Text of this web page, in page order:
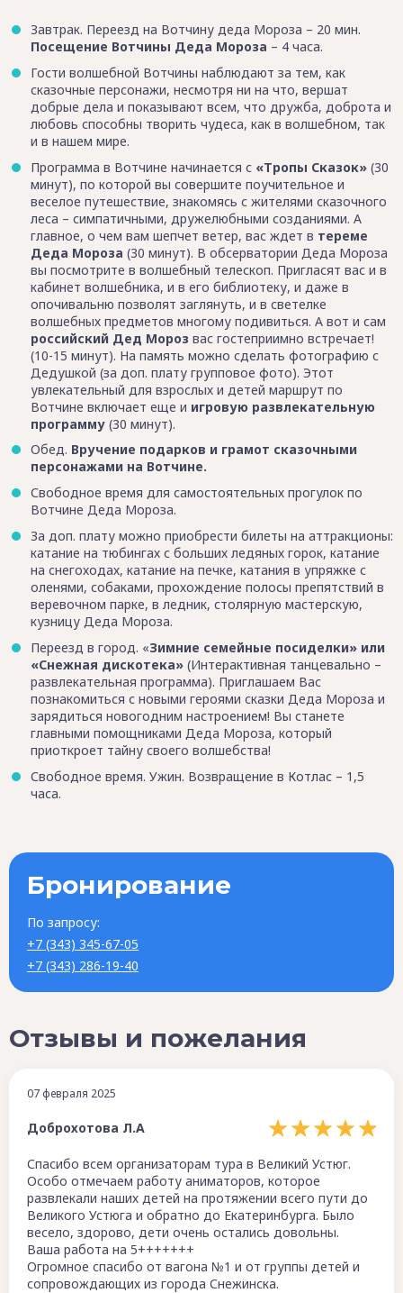
Завтрак. Переезд на Вотчину деда Мороза – 20 мин.
Посещение Вотчины Деда Мороза – 4 часа.
Гости волшебной Вотчины наблюдают за тем, как
сказочные персонажи, несмотря ни на что, вершат
добрые дела и показывают всем, что дружба, доброта и
любовь способны творить чудеса, как в волшебном, так
и в нашем мире.
Программа в Вотчине начинается с «Тропы Сказок» (30
минут), по которой вы совершите поучительное и
веселое путешествие, знакомясь с жителями сказочного
леса – симпатичными, дружелюбными созданиями. А
главное, о чем вам шепчет ветер, вас ждет в тереме
Деда Мороза (30 минут). В обсерватории Деда Мороза
вы посмотрите в волшебный телескоп. Пригласят вас и в
кабинет волшебника, и в его библиотеку, и даже в
опочивальню позволят заглянуть, и в светелке
волшебных предметов многому подивиться. А вот и сам
российский Дед Мороз вас гостеприимно встречает!
(10-15 минут). На память можно сделать фотографию с
Дедушкой (за доп. плату групповое фото). Этот
увлекательный для взрослых и детей маршрут по
Вотчине включает еще и игровую развлекательную
программу (30 минут).
Обед. Вручение подарков и грамот сказочными
персонажами на Вотчине.
Свободное время для самостоятельных прогулок по
Вотчине Деда Мороза.
За доп. плату можно приобрести билеты на аттракционы:
катание на тюбингах с больших ледяных горок, катание
на снегоходах, катание на печке, катания в упряжке с
оленями, собаками, прохождение полосы препятствий в
веревочном парке, в ледник, столярную мастерскую,
кузницу Деда Мороза.
Переезд в город. «Зимние семейные посиделки» или
«Снежная дискотека» (Интерактивная танцевально –
развлекательная программа). Приглашаем Вас
познакомиться с новыми героями сказки Деда Мороза и
зарядиться новогодним настроением! Вы станете
главными помощниками Деда Мороза, который
приоткроет тайну своего волшебства!
Свободное время. Ужин. Возвращение в Котлас – 1,5
часа.
Бронирование
По запросу:
+7 (343) 345-67-05
+7 (343) 286-19-40
Отзывы и пожелания
07 февраля 2025
Доброхотова Л.А
Спасибо всем организаторам тура в Великий Устюг.
Особо отмечаем работу аниматоров, которое
развлекали наших детей на протяжении всего пути до
Великого Устюга и обратно до Екатеринбурга. Было
весело, здорово, дети очень остались довольны.
Ваша работа на 5+++++++
Огромное спасибо от вагона №1 и от группы детей и
сопровождающих из города Снежинска.